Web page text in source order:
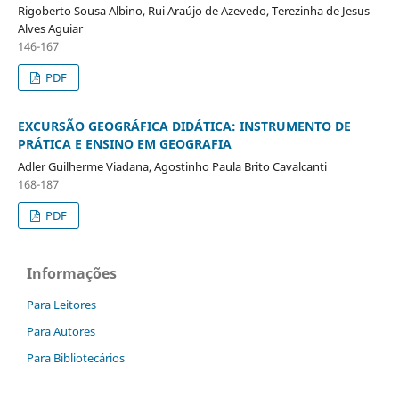
Rigoberto Sousa Albino, Rui Araújo de Azevedo, Terezinha de Jesus
Alves Aguiar
146-167
PDF
EXCURSÃO GEOGRÁFICA DIDÁTICA: INSTRUMENTO DE
PRÁTICA E ENSINO EM GEOGRAFIA
Adler Guilherme Viadana, Agostinho Paula Brito Cavalcanti
168-187
PDF
Informações
Para Leitores
Para Autores
Para Bibliotecários